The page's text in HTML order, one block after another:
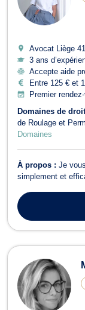
Avocat Liège
3 ans
Accepte aide
Entre 125 € et
Premier
Domaines de
de Roulage et
Domaines
À propos : Je
simplement et